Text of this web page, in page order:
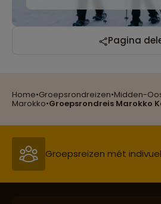
Home•Groepsrondreizen•Midden-
Marokko•Groepsrondreis Marokko
Pagina
Reizen met oog voor
Groepsreizen mét
Persoonlijk en deskundig